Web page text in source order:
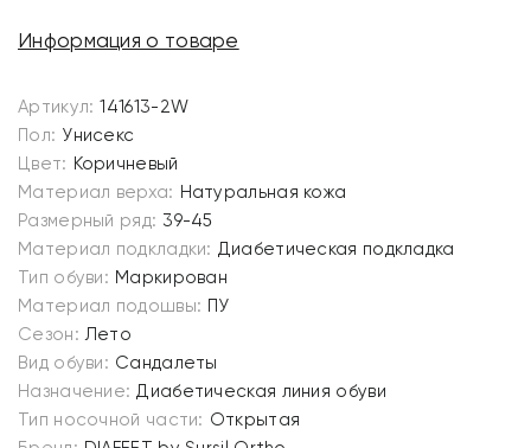
Информация о товаре
Артикул: 141613-2W
Пол: Унисекс
Цвет: Коричневый
Материал верха: Натуральная кожа
Размерный ряд: 39-45
Материал подкладки: Диабетическая подкладка
Тип обуви: Маркирован
Материал подошвы: ПУ
Сезон: Лето
Вид обуви: Сандалеты
Назначение: Диабетическая линия обуви
Тип носочной части: Открытая